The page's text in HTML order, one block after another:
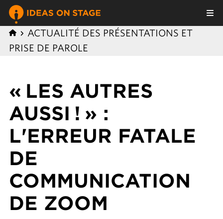
ACTUALITÉ DES PRÉSENTATIONS ET
PRISE DE PAROLE
« LES AUTRES
AUSSI ! » :
L'ERREUR FATALE
DE
COMMUNICATION
DE ZOOM